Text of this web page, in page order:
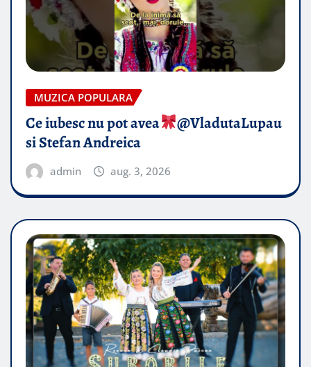
MUZICA POPULARA
Ce iubesc nu pot avea
​@VladutaLupau
si Stefan Andreica
admin aug. 3, 2026